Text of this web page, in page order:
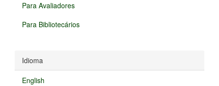
Para Avaliadores
Para Bibliotecários
Idioma
English